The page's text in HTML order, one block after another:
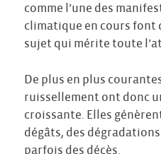
comme l’une des
climatique en cours font
sujet qui mérite toute
De plus en plus
ruissellement ont donc
croissante. Elles
dégâts, des
parfois des décès.